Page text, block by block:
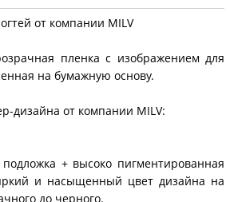
от компании MILV
пленка с изображением для
на бумажную основу.
дизайна от компании MILV:
+ высоко пигментированная
и насыщенный цвет дизайна на
до черного.